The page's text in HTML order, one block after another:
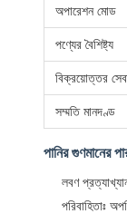
অপারেশন মোড
পণ্যের বৈশিষ্ট্য
বিক্রয়োত্তর
সম্মতি মানদণ্ড
পানির গুণমানের
লবণ
পরিবাহিতাঃ